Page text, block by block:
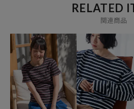
※掲載画像の商品の色味は、屋外や屋内
と色味が異なる場合がございます。また
異なる場合もございますので、予めご了
※着用、お取り扱いの際は、商品につい
ンタグを必ずご確認下さい。
RELATED
関連商品